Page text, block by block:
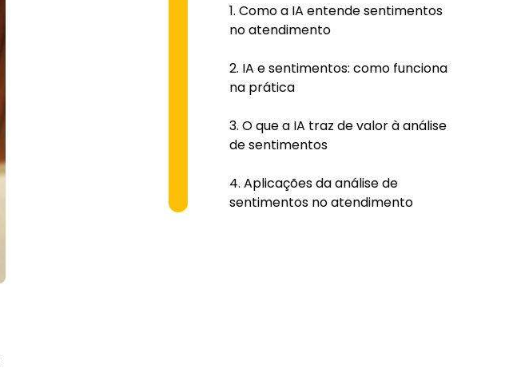
Como a IA entende sentimentos
no atendimento
IA e sentimentos: como funciona
na prática
O que a IA traz de valor à análise
de sentimentos
Aplicações da análise de
sentimentos no atendimento